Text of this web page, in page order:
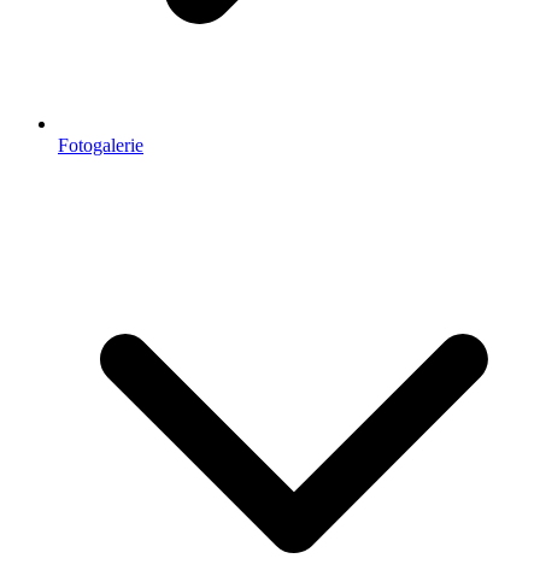
Fotogalerie